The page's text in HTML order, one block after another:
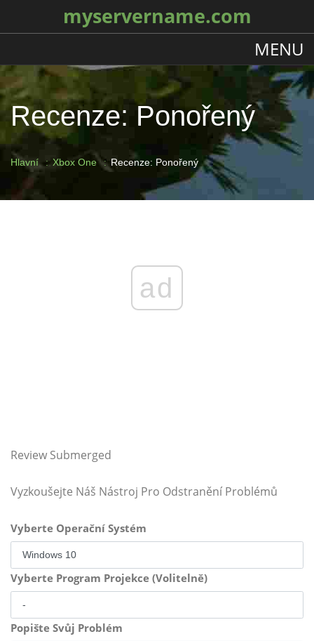
myservername.com
MENU
Recenze: Ponořený
Hlavní Xbox One Recenze: Ponořený
ad
Review Submerged
Vyzkoušejte Náš Nástroj Pro Odstranění Problémů
Vyberte Operační Systém
Vyberte Program Projekce (Volitelně)
Popište Svůj Problém